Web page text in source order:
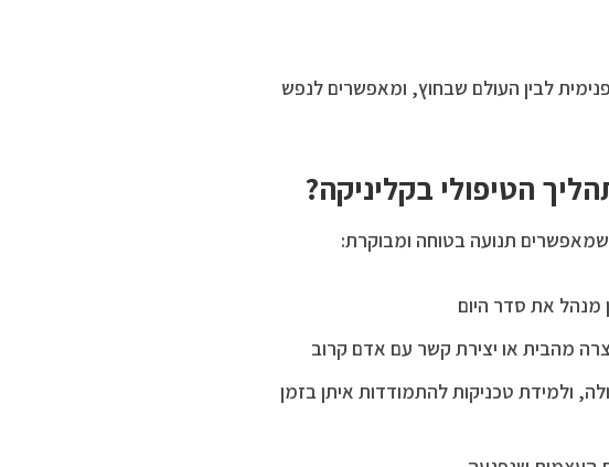
לבין העולם שבחוץ, ומאפשרים לנפש
הטיפולי בקליניקה?
שמאפשרים תנועה בטוחה ומבוקרת:
מנהל את סדר היום
מהבית או יצירת קשר עם אדם קרוב
ולמידת טכניקות להתמודדות איתן בזמן